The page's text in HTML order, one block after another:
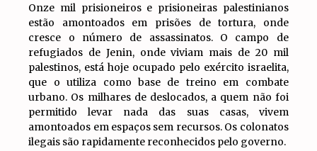
Onze mil prisioneiros e prisioneiras palestinianos
estão amontoados em prisões de tortura, onde
cresce o número de assassinatos. O campo de
refugiados de Jenin, onde viviam mais de 20 mil
palestinos, está hoje ocupado pelo exército israelita,
que o utiliza como base de treino em combate
urbano. Os milhares de deslocados, a quem não foi
permitido levar nada das suas casas, vivem
amontoados em espaços sem recursos. Os colonatos
ilegais são rapidamente reconhecidos pelo governo.